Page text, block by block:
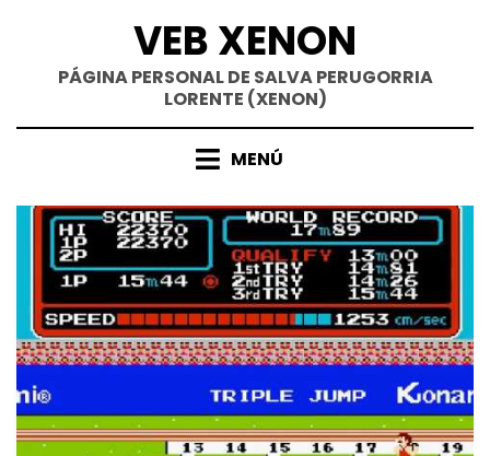
contenido
VEB XENON
PÁGINA PERSONAL DE SALVA PERUGORRIA
LORENTE (XENON)
MENÚ